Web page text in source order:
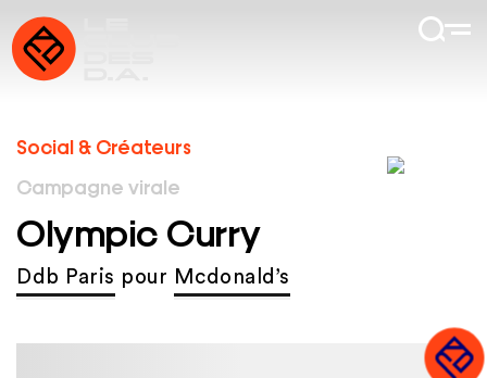
Social & Créateurs
Campagne virale
Olympic Curry
Ddb Paris pour Mcdonald’s